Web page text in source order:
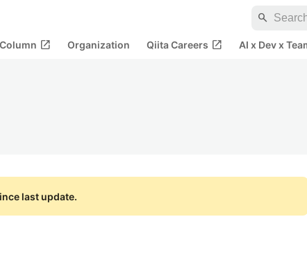
search
open_in_new Organization Qiita Careers open_in_new AI x Dev x
last update.